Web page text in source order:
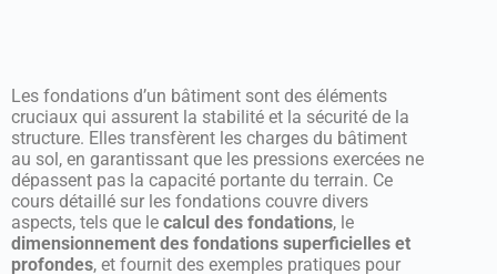
Les fondations d’un bâtiment sont des éléments
cruciaux qui assurent la stabilité et la sécurité de la
structure. Elles transfèrent les charges du bâtiment
au sol, en garantissant que les pressions exercées ne
dépassent pas la capacité portante du terrain. Ce
cours détaillé sur les fondations couvre divers
aspects, tels que le calcul des fondations, le
dimensionnement des fondations superficielles et
profondes, et fournit des exemples pratiques pour